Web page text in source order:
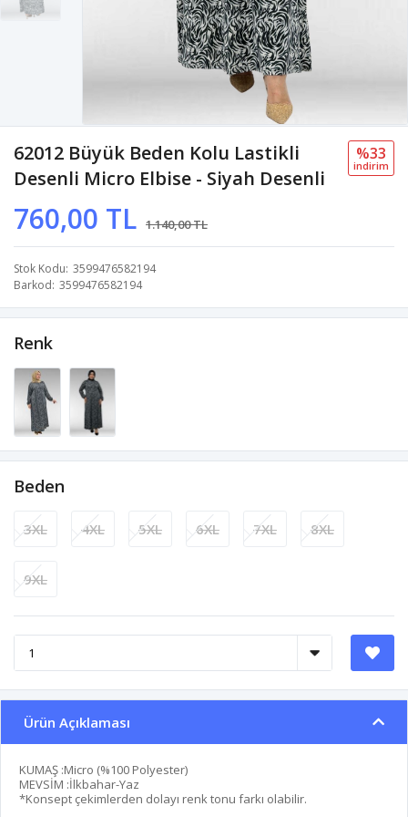
62012 Büyük Beden Kolu Lastikli
Desenli Micro Elbise - Siyah Desenli
760,00 TL 1.140,00 TL
%33
i̇ndi̇ri̇m
Stok Kodu 3599476582194
Barkod 3599476582194
Renk
Beden
3XL 4XL 5XL 6XL 7XL 8XL
9XL
Ürün Açıklaması
KUMAŞ :Micro (%100 Polyester)
MEVSİM :İlkbahar-Yaz
*Konsept çekimlerden dolayı renk tonu farkı olabilir.